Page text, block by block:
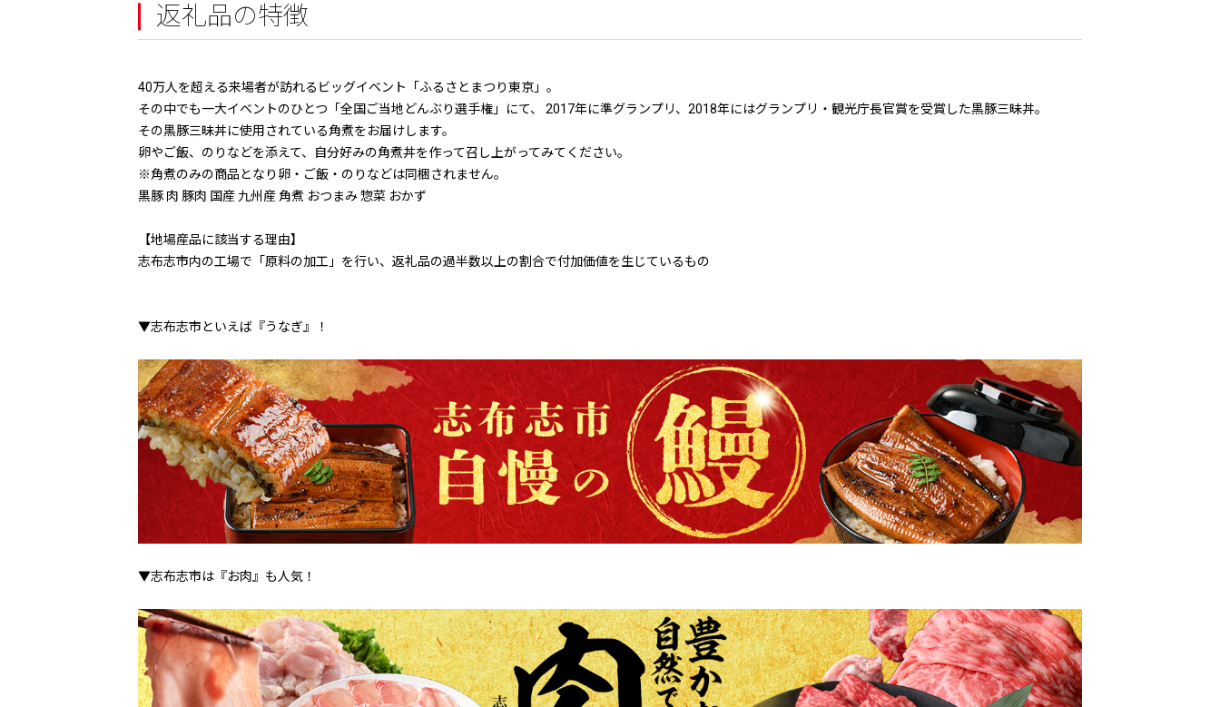
返礼品の特徴
40万人を超える来場者が訪れるビッグイベント「ふるさとまつり東京」。
その中でも一大イベントのひとつ「全国ご当地どんぶり選手権」にて、 2017年に準グランプリ、2018年にはグランプリ・観光庁長官賞を受賞した黒豚三昧丼。
その黒豚三昧丼に使用されている角煮をお届けします。
卵やご飯、のりなどを添えて、自分好みの角煮丼を作って召し上がってみてください。
※角煮のみの商品となり卵・ご飯・のりなどは同梱されません。
黒豚 肉 豚肉 国産 九州産 角煮 おつまみ 惣菜 おかず
【地場産品に該当する理由】
志布志市内の工場で「原料の加工」を行い、返礼品の過半数以上の割合で付加価値を生じているもの
▼志布志市といえば『うなぎ』！
▼志布志市は『お肉』も人気！